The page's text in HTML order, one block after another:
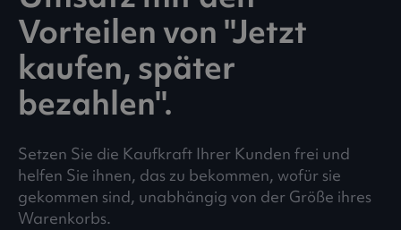
Vorteilen von "Jetzt
kaufen, später
bezahlen".
Setzen Sie die Kaufkraft Ihrer Kunden frei und
helfen Sie ihnen, das zu bekommen, wofür sie
gekommen sind, unabhängig von der Größe ihres
Warenkorbs.